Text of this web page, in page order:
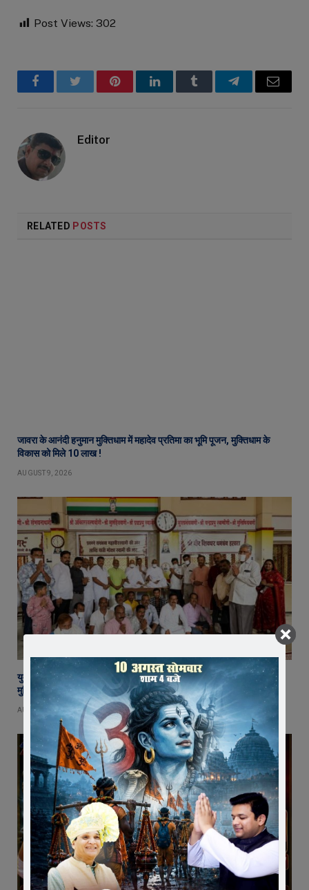
Post Views: 302
FacebookTwitter PinterestLinkedInTumblr TelegramEmail
Editor
RELATED POSTS
जावरा के आनंदी हनुमान मुक्तिधाम में महादेव प्रतिमा का भूमि पूजन, मुक्तिधाम के
विकास को मिले 10 लाख !
AUGUST 9, 2026
युवा शक्ति में विश्व बदलने की क्षमता, बस ऊर्जा को सही दिशा मिले : राष्ट्रसंत कमल
मुनि
AUGUST 8, 2026